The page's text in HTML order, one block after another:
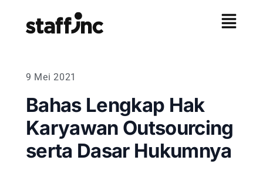
9 Mei 2021
Bahas Lengkap Hak
Karyawan Outsourcing
serta Dasar Hukumnya